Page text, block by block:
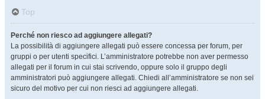
Top
Perché non riesco ad aggiungere allegati?
La possibilità di aggiungere allegati può essere concessa per forum, per
gruppi o per utenti specifici. L’amministratore potrebbe non aver permesso
allegati per il forum in cui stai scrivendo, oppure solo il gruppo degli
amministratori può aggiungere allegati. Chiedi all’amministratore se non sei
sicuro del motivo per cui non riesci ad aggiungere allegati.